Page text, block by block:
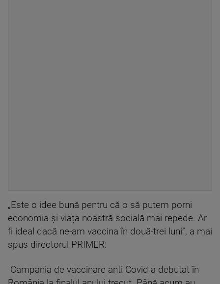
„Este o idee bună pentru că o să putem porni
economia și viața noastră socială mai repede. Ar
fi ideal dacă ne-am vaccina în două-trei luni”, a mai
spus directorul PRIMER:
Campania de vaccinare anti-Covid a debutat în